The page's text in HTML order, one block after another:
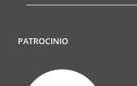
PATROCINIO